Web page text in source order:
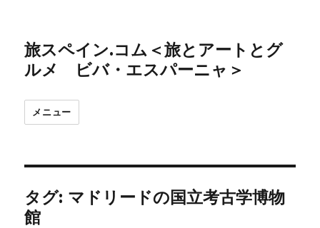
旅スペイン.コム＜旅とアートとグ
ルメ ビバ・エスパーニャ＞
メニュー
タグ: マドリードの国立考古学博物
館